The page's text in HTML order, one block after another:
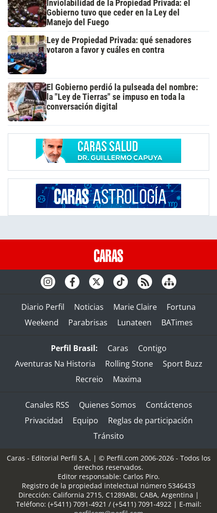
Inviolabilidad de la Propiedad Privada: el
Gobierno tuvo que ceder en la Ley del
Manejo del Fuego
Ley de Propiedad Privada: qué senadores
votaron a favor y cuáles en contra
El Gobierno perdió la pulseada del nombre:
la "Ley de Tierras" se impuso en toda la
conversación digital
Diario Perfil Noticias Marie Claire
Fortuna
Weekend
Parabrisas Lunateen BATimes
Perfil Brasil: Caras
Contigo
Aventuras Na Historia
Rolling Stone
Sport Buzz
Recreio
Maxima
Canales RSS Quienes Somos
Contáctenos
Privacidad
Equipo
Reglas de participación
Tránsito
Caras - Editorial Perfil S.A. | © Perfil.com 2006-2026 - Todos los
derechos reservados.
Editor responsable: Carlos Piro.
Registro de la propiedad intelectual número 5346433
Dirección: California 2715, C1289ABI, CABA, Argentina |
Teléfono: (+5411) 7091-4921 / (+5411) 7091-4922| E-mail: